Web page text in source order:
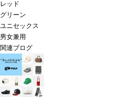
レッド
グリーン
ユニセックス
男女兼用
関連ブログ